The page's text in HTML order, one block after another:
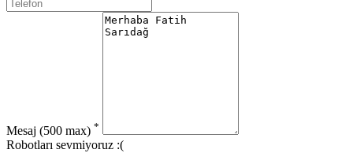
Mesaj (500 max) *
Robotları sevmiyoruz :(